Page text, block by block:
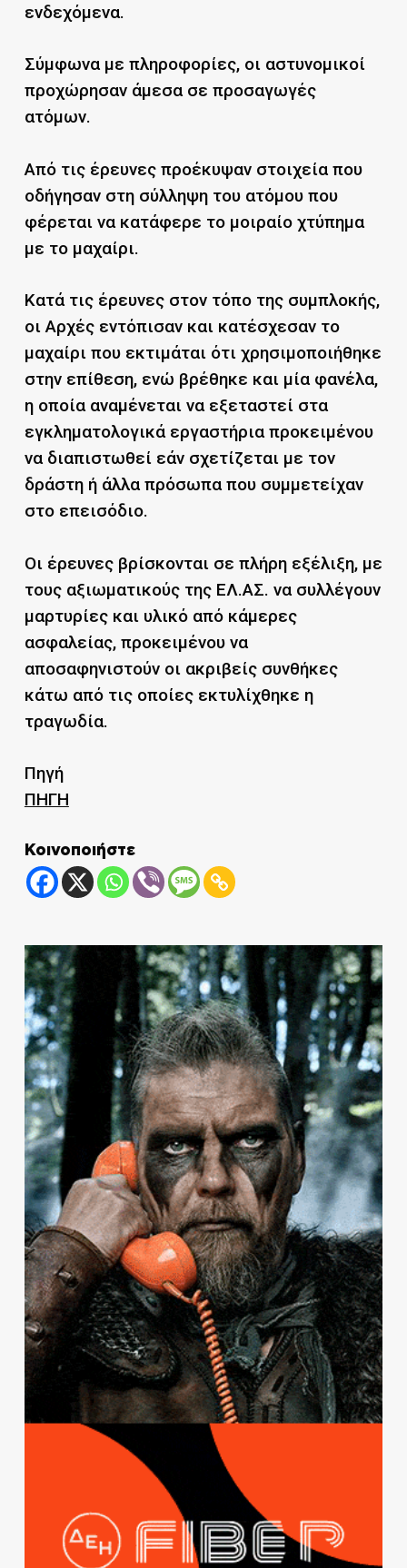
ενδεχόμενα.
Σύμφωνα με πληροφορίες, οι αστυνομικοί
προχώρησαν άμεσα σε προσαγωγές
ατόμων.
Από τις έρευνες προέκυψαν στοιχεία που
οδήγησαν στη σύλληψη του ατόμου που
φέρεται να κατάφερε το μοιραίο χτύπημα
με το μαχαίρι.
Κατά τις έρευνες στον τόπο της συμπλοκής,
οι Αρχές εντόπισαν και κατέσχεσαν το
μαχαίρι που εκτιμάται ότι χρησιμοποιήθηκε
στην επίθεση, ενώ βρέθηκε και μία φανέλα,
η οποία αναμένεται να εξεταστεί στα
εγκληματολογικά εργαστήρια προκειμένου
να διαπιστωθεί εάν σχετίζεται με τον
δράστη ή άλλα πρόσωπα που συμμετείχαν
στο επεισόδιο.
Οι έρευνες βρίσκονται σε πλήρη εξέλιξη, με
τους αξιωματικούς της ΕΛ.ΑΣ. να συλλέγουν
μαρτυρίες και υλικό από κάμερες
ασφαλείας, προκειμένου να
αποσαφηνιστούν οι ακριβείς συνθήκες
κάτω από τις οποίες εκτυλίχθηκε η
τραγωδία.
Πηγή
ΠΗΓΗ
Κοινοποιήστε